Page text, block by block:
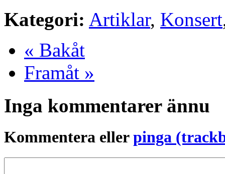
Kategori: Artiklar, Konsert
« Bakåt
Framåt »
Inga kommentarer ännu
Kommentera ellerpinga